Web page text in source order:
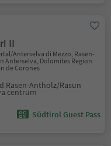
II
Anterselva di Mezzo, Rasen-
Anterselva, Dolomites Region
de Corones
Rasen-Antholz/Rasun
centrum
Südtirol Guest Pass